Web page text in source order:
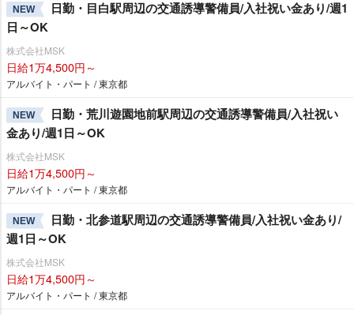
NEW
日勤・目白駅周辺の交通誘導警備員/入社祝い金あり/週1
日～OK
株式会社MSK
日給1万4,500円～
アルバイト・パート / 東京都
NEW
日勤・荒川遊園地前駅周辺の交通誘導警備員/入社祝い
金あり/週1日～OK
株式会社MSK
日給1万4,500円～
アルバイト・パート / 東京都
NEW
日勤・北参道駅周辺の交通誘導警備員/入社祝い金あり/
週1日～OK
株式会社MSK
日給1万4,500円～
アルバイト・パート / 東京都